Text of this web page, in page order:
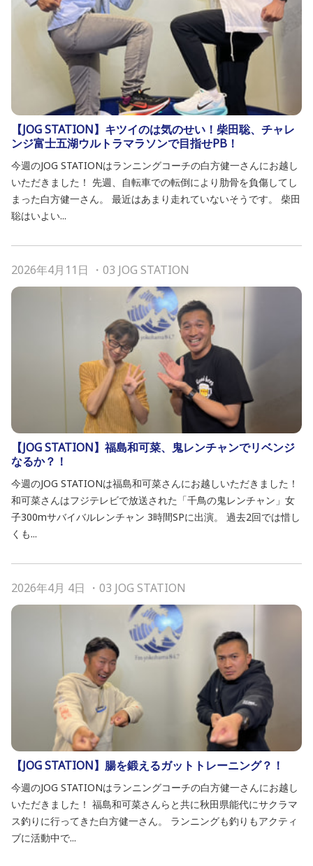
【JOG STATION】キツイのは気のせい！柴田聡、チャレ
ンジ富士五湖ウルトラマラソンで目指せPB！
今週のJOG STATIONはランニングコーチの白方健一さんにお越し
いただきました！ 先週、自転車での転倒により肋骨を負傷してし
まった白方健一さん。 最近はあまり走れていないそうです。 柴田
聡はいよい...
2026年4月11日 ・ 03 JOG STATION
【JOG STATION】福島和可菜、鬼レンチャンでリベンジ
なるか？！
今週のJOG STATIONは福島和可菜さんにお越しいただきました！
和可菜さんはフジテレビで放送された「千鳥の鬼レンチャン」女
子300mサバイバルレンチャン 3時間SPに出演。 過去2回では惜し
くも...
2026年4月 4日 ・ 03 JOG STATION
【JOG STATION】腸を鍛えるガットトレーニング？！
今週のJOG STATIONはランニングコーチの白方健一さんにお越し
いただきました！ 福島和可菜さんらと共に秋田県能代にサクラマ
ス釣りに行ってきた白方健一さん。 ランニングも釣りもアクティ
ブに活動中で...